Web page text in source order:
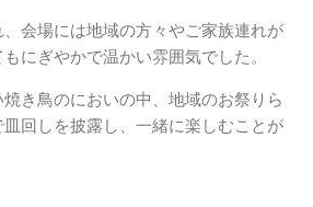
会場には地域の方々やご家族連れが
にぎやかで温かい雰囲気でした。
き鳥のにおいの中、地域のお祭りら
回しを披露し、一緒に楽しむことが